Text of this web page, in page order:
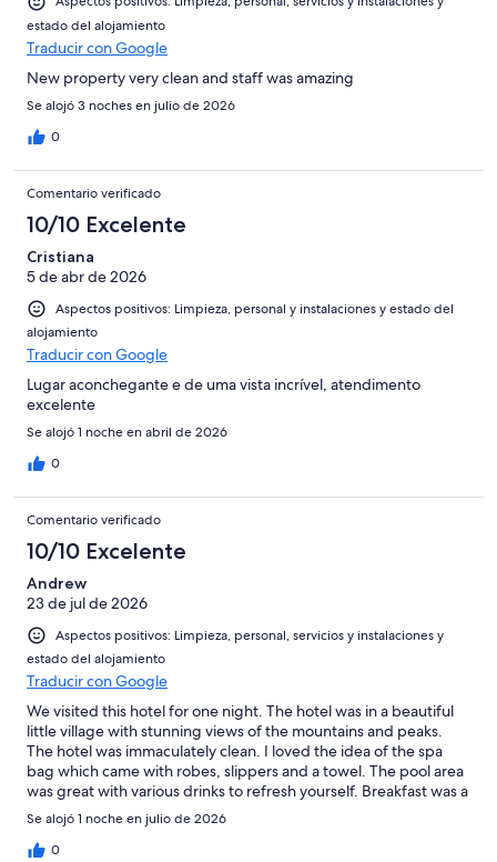
estado del alojamiento
Traducir con Google
New property very clean and staff was amazing
Se alojó 3 noches en julio de 2026
0
Comentario verificado
10/10 Excelente
Cristiana
5 de abr de 2026
Aspectos positivos: Limpieza, personal y instalaciones y estado del
alojamiento
Traducir con Google
Lugar aconchegante e de uma vista incrível, atendimento
excelente
Se alojó 1 noche en abril de 2026
0
Comentario verificado
10/10 Excelente
Andrew
23 de jul de 2026
Aspectos positivos: Limpieza, personal, servicios y instalaciones y
estado del alojamiento
Traducir con Google
We visited this hotel for one night. The hotel was in a beautiful
little village with stunning views of the mountains and peaks.
The hotel was immaculately clean. I loved the idea of the spa
bag which came with robes, slippers and a towel. The pool area
was great with various drinks to refresh yourself. Breakfast was a
great bonus, lots of continental choices however, they also have
a menu to choose some freshly made cooked items such as
omelets, crepes and pancakes. I would definitely recommend
Se alojó 1 noche en julio de 2026
0